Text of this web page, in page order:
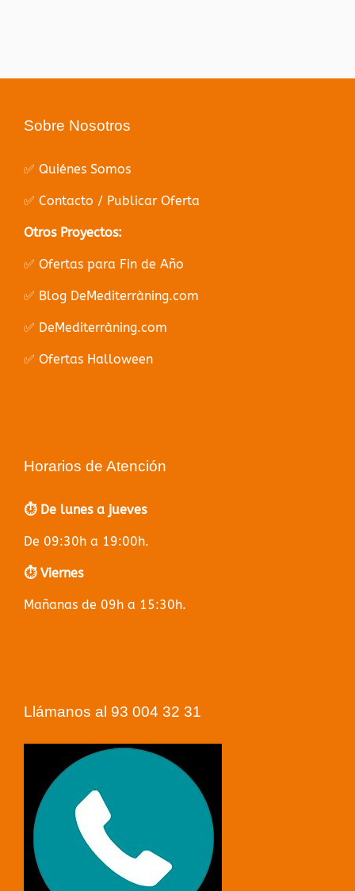
Sobre Nosotros
✅ Quiénes Somos
✅ Contacto / Publicar Oferta
Otros Proyectos:
✅ Ofertas para Fin de Año
✅ Blog DeMediterràning.com
✅ DeMediterràning.com
✅ Ofertas Halloween
Horarios de Atención
⏱️ De lunes a jueves
De 09:30h a 19:00h.
⏱️ Viernes
Mañanas de 09h a 15:30h.
Llámanos al 93 004 32 31